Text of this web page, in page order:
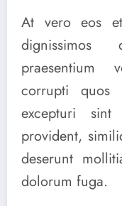
At vero eos
praesentium
corrupti quos
excepturi
provident,
deserunt
dolorum fuga.